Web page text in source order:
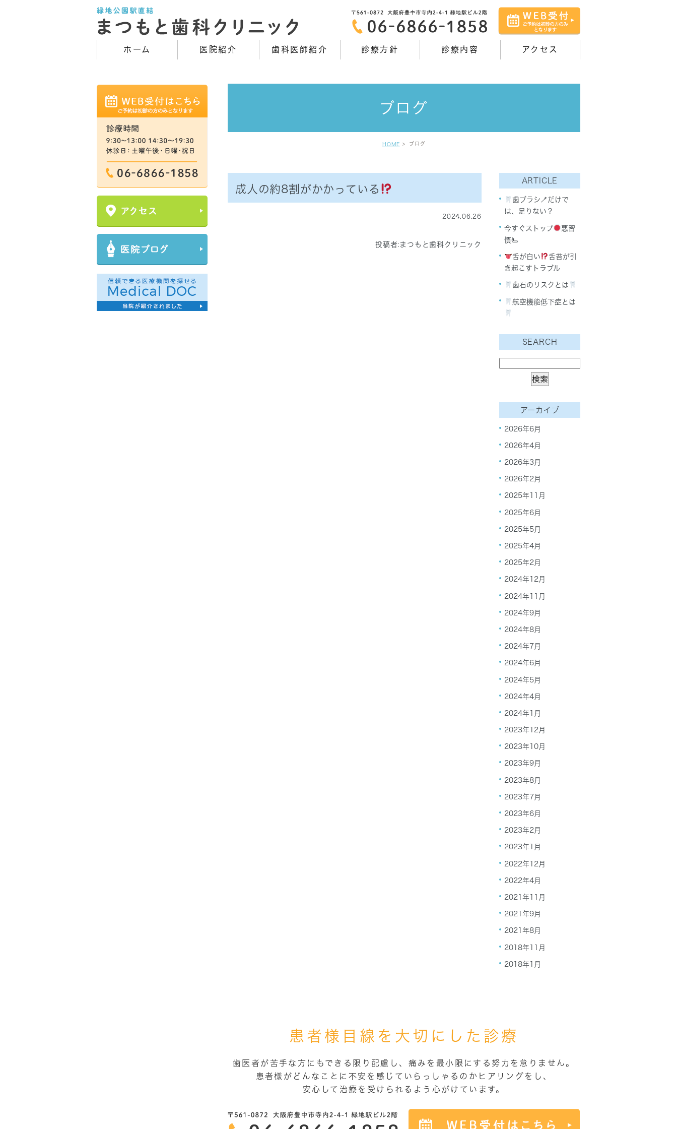
ホーム 医院紹介 歯科医師紹介 診療方針 診療内容 アクセス
ブログ
HOME ブログ
成人の約8割がかかっている
2024.06.26
投稿者: まつもと歯科クリニック
ARTICLE
歯ブラシ🪥だけで
は、足りない？
今すぐストップ
悪習
慣🫷
舌が白い
舌苔が引
き起こすトラブル
歯石のリスクとは
航空機能低下症とは
SEARCH
アーカイブ
2026年6月
2026年4月
2026年3月
2026年2月
2025年11月
2025年6月
2025年5月
2025年4月
2025年2月
2024年12月
2024年11月
2024年9月
2024年8月
2024年7月
2024年6月
2024年5月
2024年4月
2024年1月
2023年12月
2023年10月
2023年9月
2023年8月
2023年7月
2023年6月
2023年2月
2023年1月
2022年12月
2022年4月
2021年11月
2021年9月
2021年8月
2018年11月
2018年1月
患者様目線を大切にした診療
歯医者が苦手な方にもできる限り配慮し、痛みを最小限にする努力を怠りません。
患者様がどんなことに不安を感じていらっしゃるのかヒアリングをし、
安心して治療を受けられるよう心がけています。